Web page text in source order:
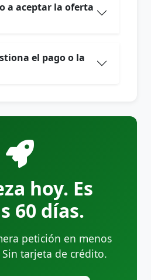
a aceptar la oferta
el pago o la
hoy. Es
60 días.
petición en menos
tarjeta de crédito.